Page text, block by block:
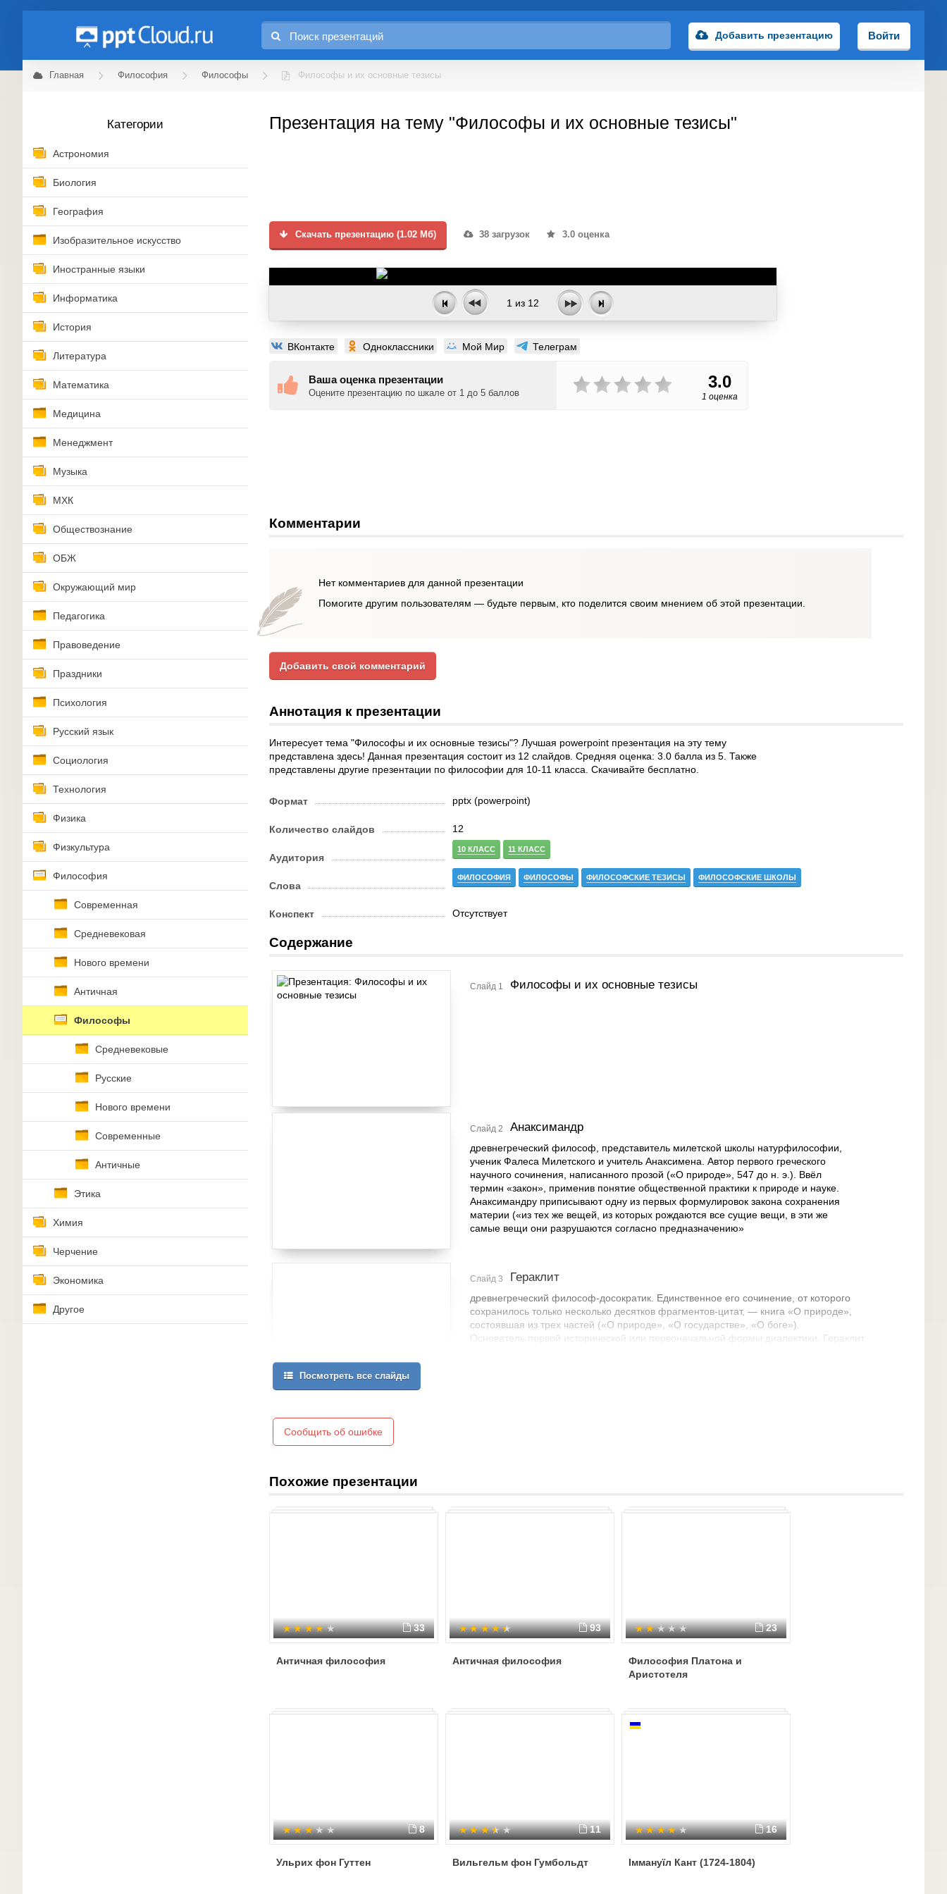
Добавить презентацию Войти
Главная Философия Философы Философы и их основные тезисы
Категории
Астрономия
Биология
География
Изобразительное искусство
Иностранные языки
Информатика
История
Литература
Математика
Медицина
Менеджмент
Музыка
МХК
Обществознание
ОБЖ
Окружающий мир
Педагогика
Правоведение
Праздники
Психология
Русский язык
Социология
Технология
Физика
Физкультура
Философия
Современная
Средневековая
Нового времени
Античная
Философы
Средневековые
Русские
Нового времени
Современные
Античные
Этика
Химия
Черчение
Экономика
Другое
Презентация на тему "Философы и их основные тезисы"
Скачать презентацию (1.02 Мб) 38 загрузок 3.0 оценка
1 из 12
ВКонтакте Одноклассники Мой Мир Телеграм
Ваша оценка презентации
Оцените презентацию по шкале от 1 до 5 баллов
3.0
1 оценка
Комментарии
Нет комментариев для данной презентации
Помогите другим пользователям — будьте первым, кто поделится своим мнением об этой презентации.
Добавить свой комментарий
Аннотация к презентации
Интересует тема "Философы и их основные тезисы"? Лучшая powerpoint презентация на эту тему
представлена здесь! Данная презентация состоит из 12 слайдов. Средняя оценка: 3.0 балла из 5. Также
представлены другие презентации по философии для 10-11 класса. Скачивайте бесплатно.
Формат pptx (powerpoint)
Количество слайдов 12
Аудитория
10 КЛАСС 11 КЛАСС
Слова
ФИЛОСОФИЯ ФИЛОСОФЫ ФИЛОСОФСКИЕ ТЕЗИСЫ ФИЛОСОФСКИЕ ШКОЛЫ
Конспект Отсутствует
Содержание
Слайд 1 Философы и их основные тезисы
Слайд 2 Анаксимандр
древнегреческий философ, представитель милетской школы натурфилософии,
ученик Фалеса Милетского и учитель Анаксимена. Автор первого греческого
научного сочинения, написанного прозой («О природе», 547 до н. э.). Ввёл
термин «закон», применив понятие общественной практики к природе и науке.
Анаксимандру приписывают одну из первых формулировок закона сохранения
материи («из тех же вещей, из которых рождаются все сущие вещи, в эти же
самые вещи они разрушаются согласно предназначению»
Слайд 3 Гераклит
древнегреческий философ-досократик. Единственное его сочинение, от которого
сохранилось только несколько десятков фрагментов-цитат, — книга «О природе»,
состоявшая из трех частей («О природе», «О государстве», «О боге»).
Основатель первой исторической или первоначальной формы диалектики. Гераклит
Посмотреть все слайды
Сообщить об ошибке
Похожие презентации
33
Античная философия
93
Античная философия
23
Философия Платона и
Аристотеля
8
Ульрих фон Гуттен
11
Вильгельм фон Гумбольдт
16
Іммануїл Кант (1724-1804)